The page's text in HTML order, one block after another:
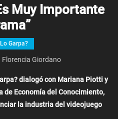
Muy Importante
Garpa?
Florencia Giordano
dialogó con Mariana Piotti y
de Economía del Conocimiento,
la industria del videojuego